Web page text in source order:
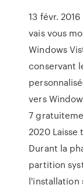
13 févr.
vais vous
Windows
conservant
vers
7
2020
Durant la
partition